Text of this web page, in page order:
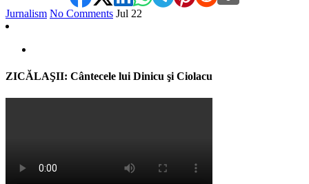
Jurnalism No Comments Jul 22
ZICĂLAŞII: Cântecele lui Dinicu şi Ciolacu